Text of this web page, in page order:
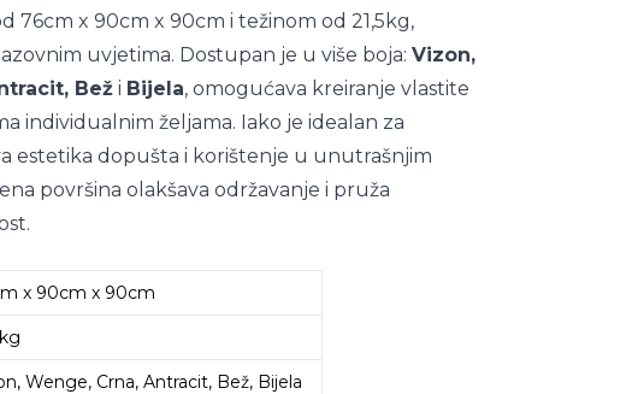
Wenge
76cm x 90cm x 90cm i težinom od 21,5kg,
uvjetima. Dostupan je u više boja: Vizon,
Beži Bijela, omogućava kreiranje vlastite
individualnim željama. Iako je idealan za
estetika dopušta i korištenje u unutrašnjim
površina olakšava održavanje i pruža
x 90cm x 90cm
Wenge, Crna, Antracit, Bež, Bijela